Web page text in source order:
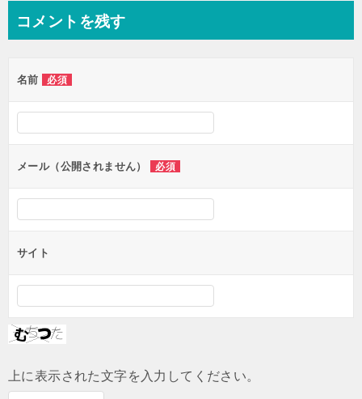
ビ
ー
シ
ョ
ン
コメントを残す
名前 必須
メール（公開されません） 必須
サイト
上に表示された文字を入力してください。